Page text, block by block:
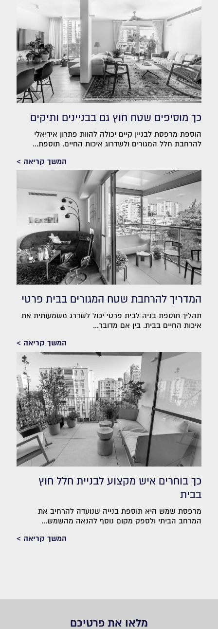
כך מוסיפים שטח חוץ גם בבניינים ותיקים
הוספת מרפסת לבניין קיים יכולה להוות פתרון אידיאלי
להרחבת חלל המגורים ולשדרוג איכות החיים. תוספת...
המשך קריאה >
המדריך להרחבת שטח המגורים בבית פרטי
תהליך תוספת בניה לבית פרטי יכול לשדרג משמעותית את
איכות החיים בבית. בין אם מדובר...
המשך קריאה >
כך בוחרים איש מקצוע לבניית חלל חוץ
בבית
מרפסת שמש היא תוספת בנייה שנועדה להרחיב את
המרחב הביתי ולספק מקום נוסף להנאה מהשמש...
המשך קריאה >
מלאו את פרטיכם